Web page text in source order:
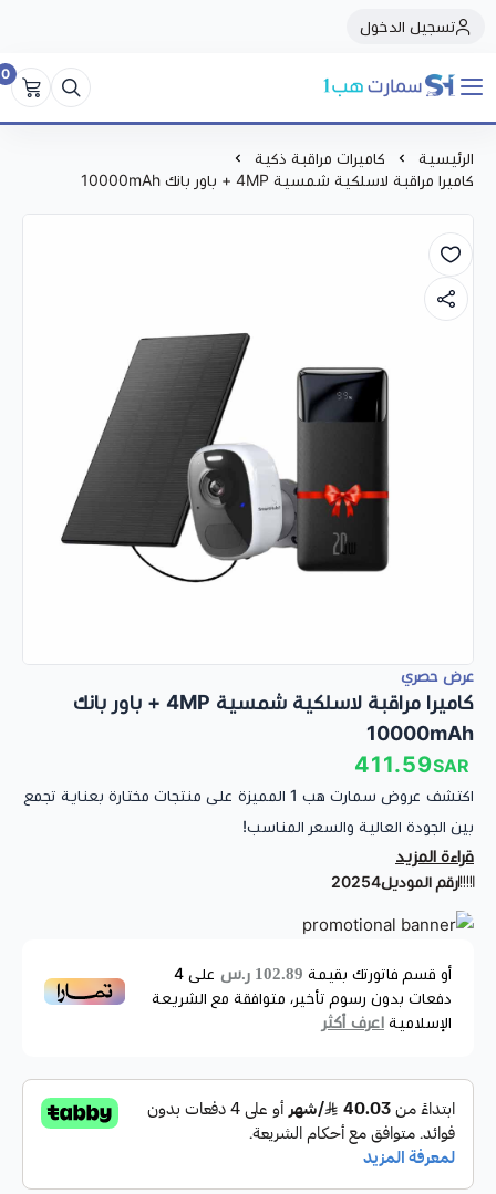
تسجيل الدخول
سمارت هبSmart Hub1
0
الرئيسية
كاميرات مراقبة ذكية
كاميرا مراقبة لاسلكية شمسية 4MP + باور بانك 10000mAh
عرض حصري
كاميرا مراقبة لاسلكية شمسية 4MP + باور بانك
10000mAh
411.59SAR
اكتشف عروض سمارت هب 1 المميزة على منتجات مختارة بعناية تجمع
بين الجودة العالية والسعر المناسب!
20W من Baseus لضمان طاقة مستمرة.
تسوّق الآن واستفد من الخصومات الحصرية!
كاميرا مراقبة شمسية لاسلكية
الشمسي كما و يمكنك مراقبة المناطق الداخلية بدون اللوح الشمسي
. تعمل بتقنية الواي فاي، مما يتيح لك الاتصال اللاسلكي بالكاميرا عن
بُعد ومراقبة الصور والفيديوهات من خلال التطبيق مباشرة عبر جوالك
أهم مميزاتها:
طريقة الاتصال
قراءة المزيد
رقم الموديل20254
أو قسم فاتورتك بقيمة 102.89 ر.س على 4
دفعات بدون رسوم تأخير، متوافقة مع الشريعة
الإسلامية اعرف أكثر